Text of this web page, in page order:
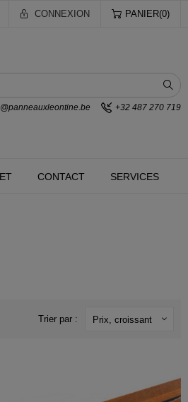
CONNEXION PANIER 0
+32 487 270 719
CONTACT SERVICES
Trier par : Prix, croissant